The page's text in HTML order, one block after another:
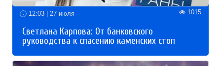
12:03 | 27 июля 1015
Светлана Карпова: От банковского
руководства к спасению каменских стоп